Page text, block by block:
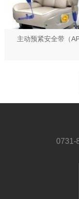
主动预紧安全带（
0731-